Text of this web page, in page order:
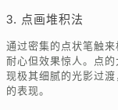
3. 点画堆积法
通过密集的点状笔触
耐心但效果惊人。点
现极其细腻的光影过
的表现。